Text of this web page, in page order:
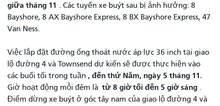
giữa tháng 11 . Các tuyến xe buýt sau bị ảnh hưởng: 8
Bayshore, 8 AX Bayshore Express, 8 BX Bayshore Express, 47
Van Ness.
Việc lắp đặt đường ống thoát nước áp lực 36 inch tại giao
lộ đường 4 và Townsend dự kiến ​​sẽ được thực hiện vào
các buổi tối trong tuần , đến thứ Năm, ngày 5 tháng 11.
Giờ hoạt động mỗi đêm là từ 8 giờ tối đến 5 giờ sáng .
Điểm dừng xe buýt ở góc tây nam của giao lộ đường 4 và